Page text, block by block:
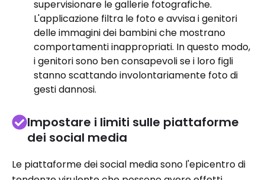
supervisionare le gallerie fotografiche.
L'applicazione filtra le foto e avvisa i genitori
delle immagini dei bambini che mostrano
comportamenti inappropriati. In questo modo,
i genitori sono ben consapevoli se i loro figli
stanno scattando involontariamente foto di
gesti dannosi.
Impostare i limiti sulle piattaforme
dei social media
Le piattaforme dei social media sono l'epicentro di